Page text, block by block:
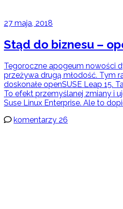
27 maja, 2018
Stąd do biznesu –
Tegoroczne apogeum nowości
przeżywa drugą młodość. Tym
doskonałe openSUSE Leap 15.
To efekt przemyślanej zmiany i
Suse Linux Enterprise. Ale to
komentarzy 26